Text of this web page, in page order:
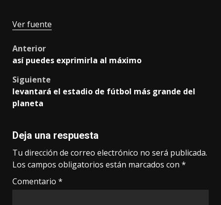
Ver fuente
Post
navigation
Anterior
así puedes exprimirla al máximo
Siguiente
levantará el estadio de fútbol más grande del
planeta
Deja una respuesta
Tu dirección de correo electrónico no será publicada.
Los campos obligatorios están marcados con *
Comentario *